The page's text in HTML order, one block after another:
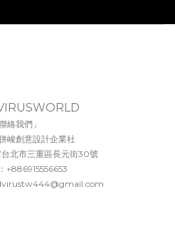
聯絡我們」
峻創意設計企業社
北市三重區長元街30號
+886915556653